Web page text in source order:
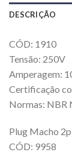
DESCRIÇÃO
CÓD: 1910
Tensão: 250V
Amperagem:
Certificação
Normas: NBR
Plug Macho
CÓD: 9958